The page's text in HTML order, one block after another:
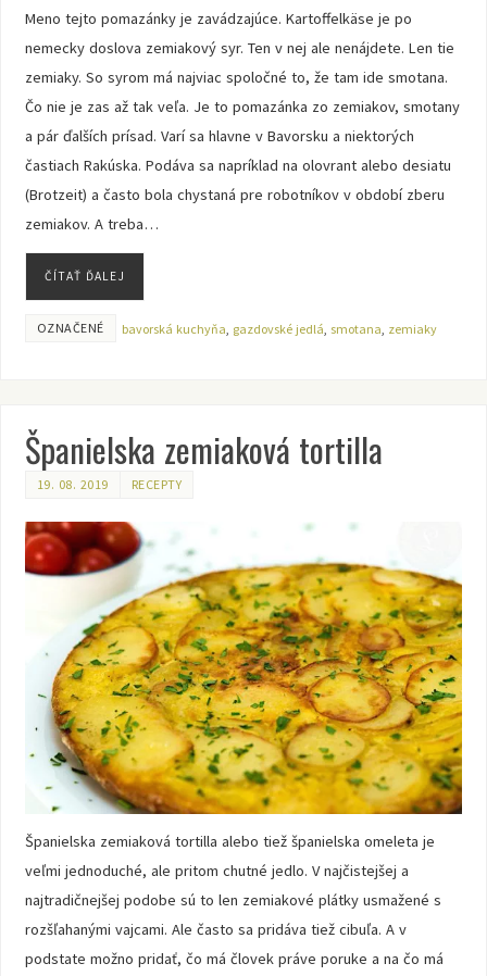
Meno tejto pomazánky je zavádzajúce. Kartoffelkäse je po
nemecky doslova zemiakový syr. Ten v nej ale nenájdete. Len tie
zemiaky. So syrom má najviac spoločné to, že tam ide smotana.
Čo nie je zas až tak veľa. Je to pomazánka zo zemiakov, smotany
a pár ďalších prísad. Varí sa hlavne v Bavorsku a niektorých
častiach Rakúska. Podáva sa napríklad na olovrant alebo desiatu
(Brotzeit) a často bola chystaná pre robotníkov v období zberu
zemiakov. A treba…
ČÍTAŤ ĎALEJ
OZNAČENÉ bavorská kuchyňa gazdovské jedlá smotana zemiaky
Španielska zemiaková tortilla
19. 08. 2019 RECEPTY
Španielska zemiaková tortilla alebo tiež španielska omeleta je
veľmi jednoduché, ale pritom chutné jedlo. V najčistejšej a
najtradičnejšej podobe sú to len zemiakové plátky usmažené s
rozšľahanými vajcami. Ale často sa pridáva tiež cibuľa. A v
podstate možno pridať, čo má človek práve poruke a na čo má